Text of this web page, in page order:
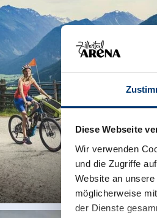
Diese Webseite
Wir verwenden
und die Zugriffe
Website an
möglicherweise
der Dienste